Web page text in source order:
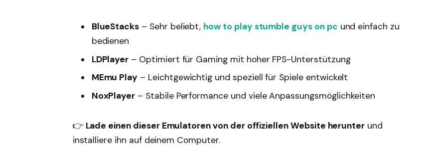
BlueStacks – Sehr beliebt, how to play stumble guys on pc und einfach zu
bedienen
LDPlayer – Optimiert für Gaming mit hoher FPS-Unterstützung
MEmu Play – Leichtgewichtig und speziell für Spiele entwickelt
NoxPlayer – Stabile Performance und viele Anpassungsmöglichkeiten
👉 Lade einen dieser Emulatoren von der offiziellen Website herunter und
installiere ihn auf deinem Computer.